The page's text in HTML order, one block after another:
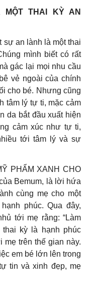
THAI KỲ AN
sự an lành là một thai
mình biết có rất
gác lại mọi nhu cầu
vẻ ngoài của chính
cho bé. Nhưng cũng
tâm lý tự ti, mặc cảm
da bắt đầu xuất hiện
cảm xúc như tự ti,
tới tâm lý và sự
PHẨM XANH CHO
Bemum, là lời hứa
cùng mẹ cho một
phúc. Qua đây,
tới mẹ rằng: “Làm
thai kỳ là hạnh phúc
trên thế gian này.
em bé lớn lên trong
tin và xinh đẹp, mẹ